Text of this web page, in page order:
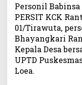
Personil
PERSIT KCK
01/Tirawuta,
Bhayangkari
Kepala Desa
UPTD
Loea.